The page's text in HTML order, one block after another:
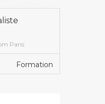
Paris
Formation